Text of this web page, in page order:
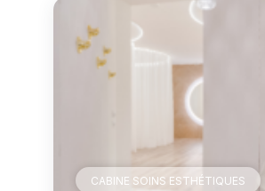
CABINE SOINS ESTHÉTIQUES